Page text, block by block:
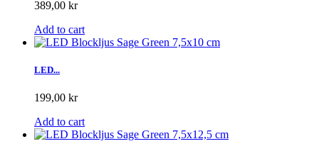
389,00 kr
Add to cart
LED...
199,00 kr
Add to cart